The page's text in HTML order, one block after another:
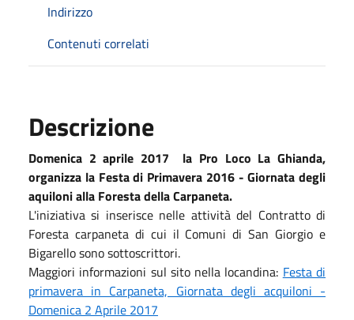
Indirizzo
Contenuti correlati
Descrizione
Domenica 2 aprile 2017 la Pro Loco La Ghianda,
organizza la Festa di Primavera 2016 - Giornata degli
aquiloni alla Foresta della Carpaneta.
L'iniziativa si inserisce nelle attività del Contratto di
Foresta carpaneta di cui il Comuni di San Giorgio e
Bigarello sono sottoscrittori.
Maggiori informazioni sul sito nella locandina: Festa di
primavera in Carpaneta, Giornata degli acquiloni -
Domenica 2 Aprile 2017